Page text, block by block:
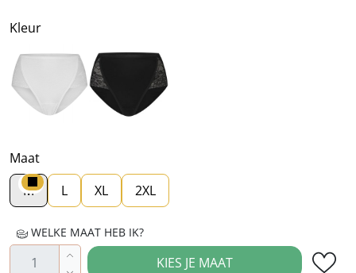
Kleur
Wit
Maat
M
L XL 2XL
WELKE MAAT HEB IK?
Producthoeveelheid: Voer de gewenste
KIES JE MAAT